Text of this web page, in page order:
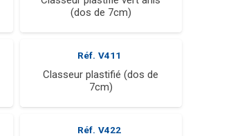
(dos de 7cm)
Réf. V411
Classeur plastifié (dos de
7cm)
Réf. V422